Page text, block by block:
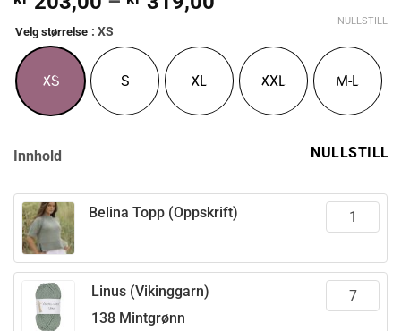
kr 319,00
Velg størrelse : XS
XS S XL XXL M-L
NULLSTILL
Innhold NULLSTILL
Belina Topp (Oppskrift)
Linus (Vikinggarn)
138 Mintgrønn